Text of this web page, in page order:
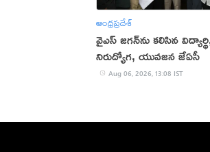
ఆంధ్రప్రదేశ్
వైఎస్‌ జగన్‌ను కలిసిన
నిరుద్యోగ, యువజన జేఏసీ
Aug 06, 2026, 13:08 IST